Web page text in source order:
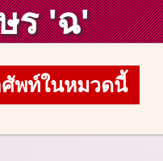
ร 'ฉ'
พท์ในหมวดนี้